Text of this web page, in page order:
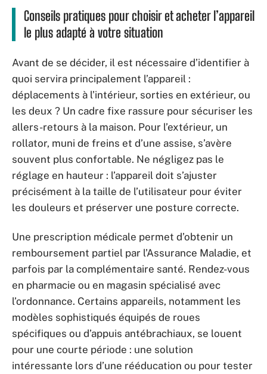
Conseils pratiques pour choisir et acheter l’appareil
le plus adapté à votre situation
Avant de se décider, il est nécessaire d’identifier à
quoi servira principalement l’appareil :
déplacements à l’intérieur, sorties en extérieur, ou
les deux ? Un cadre fixe rassure pour sécuriser les
allers-retours à la maison. Pour l’extérieur, un
rollator, muni de freins et d’une assise, s’avère
souvent plus confortable. Ne négligez pas le
réglage en hauteur : l’appareil doit s’ajuster
précisément à la taille de l’utilisateur pour éviter
les douleurs et préserver une posture correcte.
Une prescription médicale permet d’obtenir un
remboursement partiel par l’Assurance Maladie, et
parfois par la complémentaire santé. Rendez-vous
en pharmacie ou en magasin spécialisé avec
l’ordonnance. Certains appareils, notamment les
modèles sophistiqués équipés de roues
spécifiques ou d’appuis antébrachiaux, se louent
pour une courte période : une solution
intéressante lors d’une rééducation ou pour tester